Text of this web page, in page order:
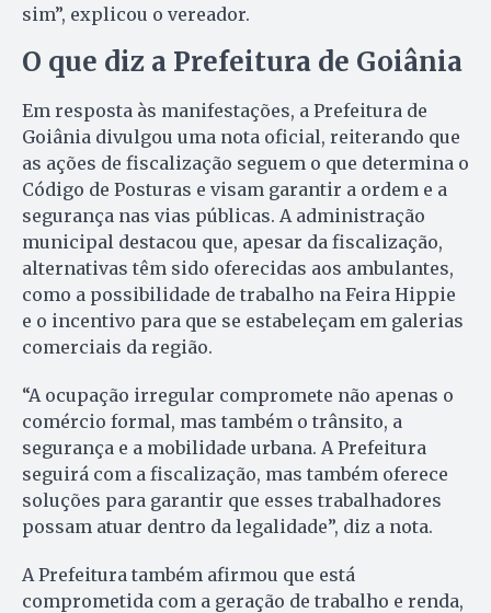
sim”, explicou o vereador.
O que diz a Prefeitura de Goiânia
Em resposta às manifestações, a Prefeitura de
Goiânia divulgou uma nota oficial, reiterando que
as ações de fiscalização seguem o que determina o
Código de Posturas e visam garantir a ordem e a
segurança nas vias públicas. A administração
municipal destacou que, apesar da fiscalização,
alternativas têm sido oferecidas aos ambulantes,
como a possibilidade de trabalho na Feira Hippie
e o incentivo para que se estabeleçam em galerias
comerciais da região.
“A ocupação irregular compromete não apenas o
comércio formal, mas também o trânsito, a
segurança e a mobilidade urbana. A Prefeitura
seguirá com a fiscalização, mas também oferece
soluções para garantir que esses trabalhadores
possam atuar dentro da legalidade”, diz a nota.
A Prefeitura também afirmou que está
comprometida com a geração de trabalho e renda,